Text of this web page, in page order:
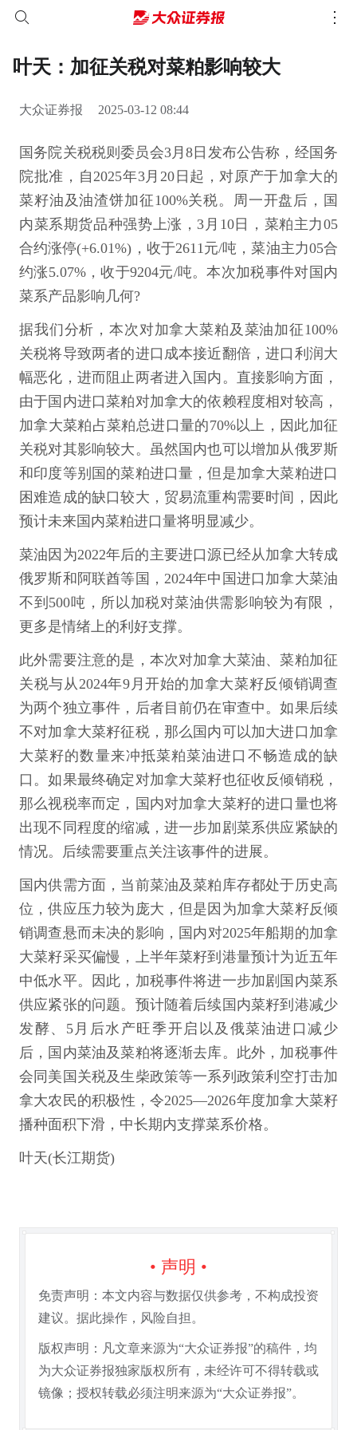
叶天：加征关税对菜粕影响较大
大众证券报 2025-03-12 08:44
国务院关税税则委员会3月8日发布公告称，经国务
院批准，自2025年3月20日起，对原产于加拿大的
菜籽油及油渣饼加征100%关税。周一开盘后，国
内菜系期货品种强势上涨，3月10日，菜粕主力05
合约涨停(+6.01%)，收于2611元/吨，菜油主力05合
约涨5.07%，收于9204元/吨。本次加税事件对国内
菜系产品影响几何?
据我们分析，本次对加拿大菜粕及菜油加征100%
关税将导致两者的进口成本接近翻倍，进口利润大
幅恶化，进而阻止两者进入国内。直接影响方面，
由于国内进口菜粕对加拿大的依赖程度相对较高，
加拿大菜粕占菜粕总进口量的70%以上，因此加征
关税对其影响较大。虽然国内也可以增加从俄罗斯
和印度等别国的菜粕进口量，但是加拿大菜粕进口
困难造成的缺口较大，贸易流重构需要时间，因此
预计未来国内菜粕进口量将明显减少。
菜油因为2022年后的主要进口源已经从加拿大转成
俄罗斯和阿联酋等国，2024年中国进口加拿大菜油
不到500吨，所以加税对菜油供需影响较为有限，
更多是情绪上的利好支撑。
此外需要注意的是，本次对加拿大菜油、菜粕加征
关税与从2024年9月开始的加拿大菜籽反倾销调查
为两个独立事件，后者目前仍在审查中。如果后续
不对加拿大菜籽征税，那么国内可以加大进口加拿
大菜籽的数量来冲抵菜粕菜油进口不畅造成的缺
口。如果最终确定对加拿大菜籽也征收反倾销税，
那么视税率而定，国内对加拿大菜籽的进口量也将
出现不同程度的缩减，进一步加剧菜系供应紧缺的
情况。后续需要重点关注该事件的进展。
国内供需方面，当前菜油及菜粕库存都处于历史高
位，供应压力较为庞大，但是因为加拿大菜籽反倾
销调查悬而未决的影响，国内对2025年船期的加拿
大菜籽采买偏慢，上半年菜籽到港量预计为近五年
中低水平。因此，加税事件将进一步加剧国内菜系
供应紧张的问题。预计随着后续国内菜籽到港减少
发酵、5月后水产旺季开启以及俄菜油进口减少
后，国内菜油及菜粕将逐渐去库。此外，加税事件
会同美国关税及生柴政策等一系列政策利空打击加
拿大农民的积极性，令2025—2026年度加拿大菜籽
播种面积下滑，中长期内支撑菜系价格。
叶天(长江期货)
• 声明 •
免责声明：本文内容与数据仅供参考，不构成投资
建议。据此操作，风险自担。
版权声明：凡文章来源为“大众证券报”的稿件，均
为大众证券报独家版权所有，未经许可不得转载或
镜像；授权转载必须注明来源为“大众证券报”。